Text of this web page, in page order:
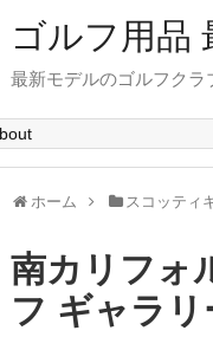
ゴルフ用品
最新モデルのゴルフク
ホーム スコッティ
南カリフォ
フ ギャラリ